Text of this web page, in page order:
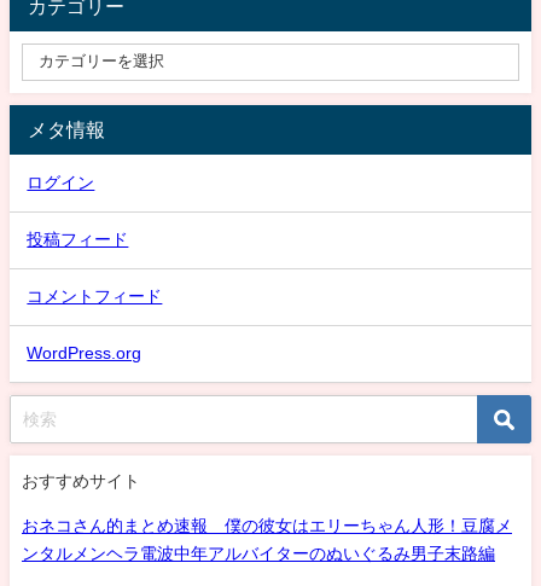
カテゴリー
メタ情報
ログイン
投稿フィード
コメントフィード
WordPress.org
おすすめサイト
おネコさん的まとめ速報 僕の彼女はエリーちゃん人形！豆腐メ
ンタルメンヘラ電波中年アルバイターのぬいぐるみ男子末路編